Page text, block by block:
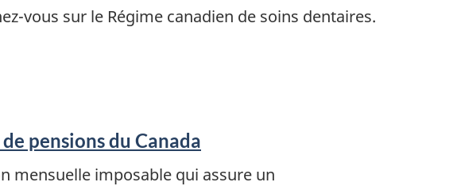
vous sur le Régime canadien de soins dentaires.
pensions du Canada
mensuelle imposable qui assure un